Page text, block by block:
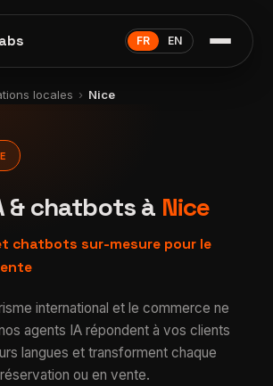
FR EN
locales › Nice
& chatbots à Nice
chatbots sur-mesure pour le
international et le commerce ne
agents IA répondent à vos clients
langues et transforment chaque
ou en vente.